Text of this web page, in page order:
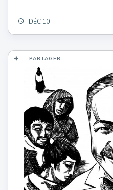
DÉC 10
PARTAGER